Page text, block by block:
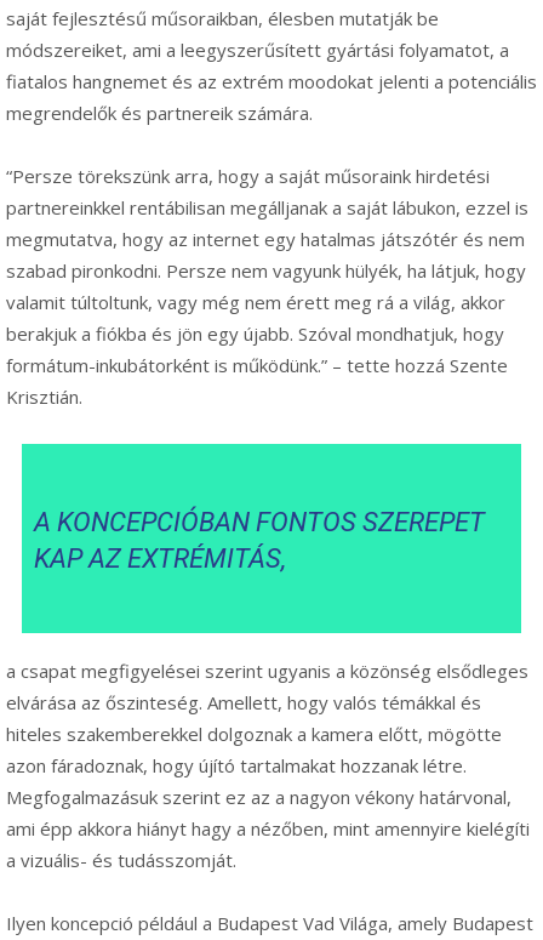
saját fejlesztésű műsoraikban, élesben mutatják be
módszereiket, ami a leegyszerűsített gyártási folyamatot, a
fiatalos hangnemet és az extrém moodokat jelenti a potenciális
megrendelők és partnereik számára.
“Persze törekszünk arra, hogy a saját műsoraink hirdetési
partnereinkkel rentábilisan megálljanak a saját lábukon, ezzel is
megmutatva, hogy az internet egy hatalmas játszótér és nem
szabad pironkodni. Persze nem vagyunk hülyék, ha látjuk, hogy
valamit túltoltunk, vagy még nem érett meg rá a világ, akkor
berakjuk a fiókba és jön egy újabb. Szóval mondhatjuk, hogy
formátum-inkubátorként is működünk.” – tette hozzá Szente
Krisztián.
A KONCEPCIÓBAN FONTOS SZEREPET
KAP AZ EXTRÉMITÁS,
a csapat megfigyelései szerint ugyanis a közönség elsődleges
elvárása az őszinteség. Amellett, hogy valós témákkal és
hiteles szakemberekkel dolgoznak a kamera előtt, mögötte
azon fáradoznak, hogy újító tartalmakat hozzanak létre.
Megfogalmazásuk szerint ez az a nagyon vékony határvonal,
ami épp akkora hiányt hagy a nézőben, mint amennyire kielégíti
a vizuális- és tudásszomját.
Ilyen koncepció például a Budapest Vad Világa, amely Budapest